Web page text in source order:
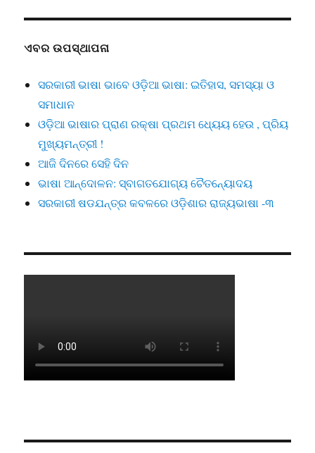
ଏବର ଉପସ୍ଥାପନା
ସରକାରୀ ଭାଷା ଭାବେ ଓଡ଼ିଆ ଭାଷା: ଇତିହାସ, ସମସ୍ୟା ଓ
ସମାଧାନ
ଓଡ଼ିଆ ଭାଷାର ପ୍ରାଣ ରକ୍ଷା ପ୍ରଥମ ଧ୍ୟେୟ ହେଉ , ପ୍ରିୟ
ମୁଖ୍ୟମନ୍ତ୍ରୀ !
ଆଜି ଦିନରେ ସେହି ଦିନ
ଭାଷା ଆନ୍ଦୋଳନ: ସ୍ବାଗତଯୋଗ୍ୟ ଚୈତନ୍ୟୋଦୟ
ସରକାରୀ ଷଡଯନ୍ତ୍ର କବଳରେ ଓଡ଼ିଶାର ରାଜ୍ୟଭାଷା -୩